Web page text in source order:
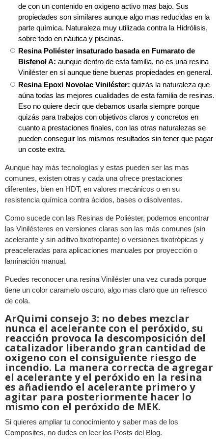
de con un contenido en oxigeno activo mas bajo. Sus
propiedades son similares aunque algo mas reducidas en la
parte química. Naturaleza muy utilizada contra la Hidrólisis,
sobre todo en náutica y piscinas.
Resina Poliéster insaturado basada en Fumarato de
Bisfenol A: aunque dentro de esta familia, no es una resina
Viniléster en sí aunque tiene buenas propiedades en general.
Resina Epoxi Novolac Viniléster: quizás la naturaleza que
aúna todas las mejores cualidades de esta familia de resinas.
Eso no quiere decir que debamos usarla siempre porque
quizás para trabajos con objetivos claros y concretos en
cuanto a prestaciones finales, con las otras naturalezas se
pueden conseguir los mismos resultados sin tener que pagar
un coste extra.
Aunque hay más tecnologías y estas pueden ser las mas
comunes, existen otras y cada una ofrece prestaciones
diferentes, bien en HDT, en valores mecánicos o en su
resistencia química contra ácidos, bases o disolventes.
Como sucede con las Resinas de Poliéster, podemos encontrar
las Vinilésteres en versiones claras son las más comunes (sin
acelerante y sin aditivo tixotropante) o versiones tixotrópicas y
preaceleradas para aplicaciones manuales por proyección o
laminación manual.
Puedes reconocer una resina Viniléster una vez curada porque
tiene un color caramelo oscuro, algo mas claro que un refresco
de cola.
ArQuimi consejo 3: no debes mezclar
nunca el acelerante con el peróxido, su
reacción provoca la descomposición del
catalizador liberando gran cantidad de
oxigeno con el consiguiente riesgo de
incendio. La manera correcta de agregar
el acelerante y el peróxido en la resina
es añadiendo el acelerante primero y
agitar para posteriormente hacer lo
mismo con el peróxido de MEK.
Si quieres ampliar tu conocimiento y saber mas de los
Composites, no dudes en leer los Posts del Blog.